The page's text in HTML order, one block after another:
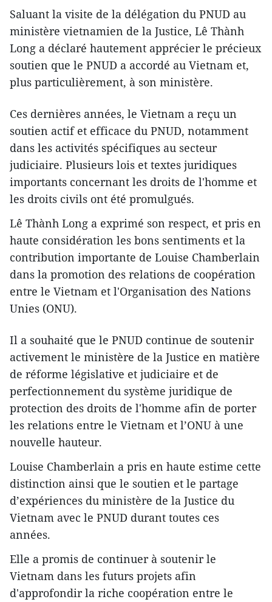
Saluant la visite de la délégation du PNUD au
ministère vietnamien de la Justice, Lê Thành
Long a déclaré hautement appréci​er le précieux
soutien que le PNUD a accordé au Vietnam et,
plus particulièrement, à son ministère.
Ces dernières années, le Vietnam a reçu un
soutien actif et efficace du PNUD, notamment
dans les activités spécifiques au secteur
judiciaire. Plusieurs lois et ​textes juridiques
importants ​concernant les droits de l'homme et
les droits civils ont été promulgués.
Lê Thành Long a exprimé son respect, et pris en
haute considération les bons sentiments et la
contribution importante de Louise Chamberlain
dans la promotion des relations de coopération
entre le Vietnam et l'Organisation des Nations
Unies (ONU).
Il a souhaité que le PNUD continue de soutenir
activement le ministère de la Justice en matière
de réforme ​législative et judiciaire et de
perfectionnement du système juridique de
protection des droits de l'homme​ afin de porter
les relations entre le Vietnam et l’ONU à une
nouvelle hauteur.
Louise Chamberlain a pris en haute estime cette
distinction ainsi que le soutien et le partage
d’expériences du ministère de la Justice du
Vietnam avec le PNUD ​durant toutes ces
années.
Elle a promis de continuer à soutenir le
Vietnam dans les futurs projets afin ​
d'approfondir la riche coopération entre le